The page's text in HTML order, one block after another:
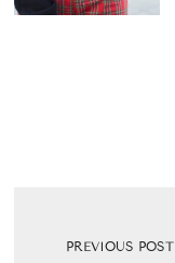
PREVIOUS POST